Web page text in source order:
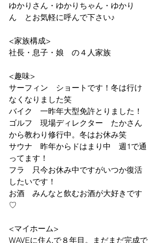
ゆかりさん・ゆかりちゃん・ゆかり
ん　とお気軽に呼んで下さい♪
<家族構成>
社長・息子・娘　の４人家族
<趣味>
サーフィン　ショートです！冬は行け
なくなりました笑
バイク　一昨年大型免許とりました！
ゴルフ　現場ディレクター　たかさん
から教わり修行中。冬はお休み笑
サウナ　昨年からドはまり中　週1で通
ってます！
フラ　只今お休み中ですがいつか復活
したいです！
お酒　みんなと飲むお酒が大好きです
♡
<マイホーム>
WAVEに住んで８年目。まだまだ完成で